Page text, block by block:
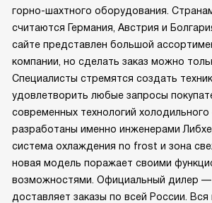
горно-шахтного оборудования.
считаются Германия, Австрия и
сайте представлен большой
компании, но сделать заказ можно
Специалисты стремятся создать
удовлетворить любые запросы
современных технологий
разработаны именно инженерами
система охлаждения no frost и зона
новая модель поражает своими
возможностями. Официальный дилер
доставляет заказы по всей России.